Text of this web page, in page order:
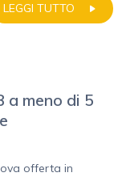
LEGGI TUTTO
a meno di 5
offerta in